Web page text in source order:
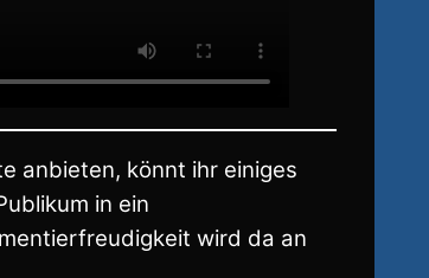
anbieten, könnt ihr einiges
in ein
wird da an